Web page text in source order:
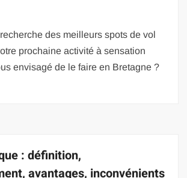
des meilleurs spots de vol
prochaine activité à sensation
envisagé de le faire en Bretagne ?
: définition,
avantages, inconvénients